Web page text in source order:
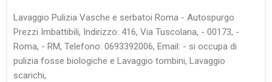
Lavaggio Pulizia Vasche e serbatoi Roma - Autospurgo
Prezzi Imbattibili, Indirizzo: 416, Via Tuscolana, - 00173, -
Roma, - RM, Telefono: 0693392006, Email: - si occupa di
pulizia fosse biologiche e Lavaggio tombini, Lavaggio
scarichi,